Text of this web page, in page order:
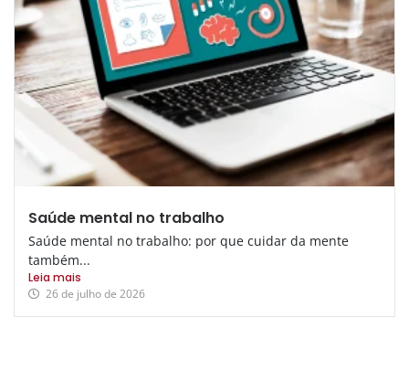
Saúde mental no trabalho
Saúde mental no trabalho: por que cuidar da mente
também...
Leia mais
26 de julho de 2026